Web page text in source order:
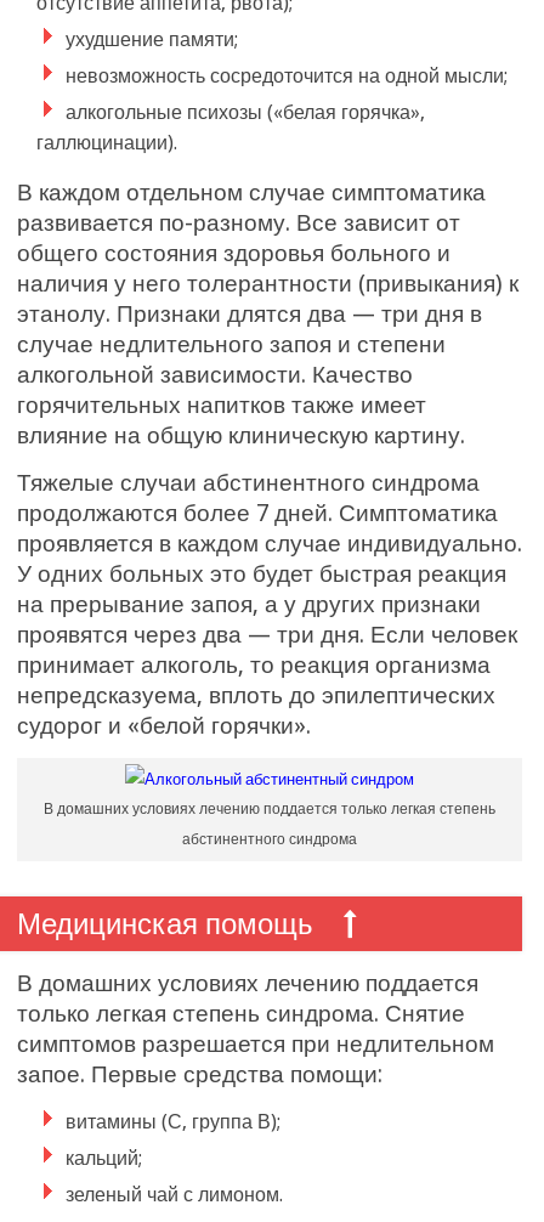
ухудшение памяти;
невозможность сосредоточится на одной мысли;
алкогольные психозы («белая горячка»,
галлюцинации).
В каждом отдельном случае симптоматика
развивается по-разному. Все зависит от
общего состояния здоровья больного и
наличия у него толерантности (привыкания) к
этанолу. Признаки длятся два — три дня в
случае недлительного запоя и степени
алкогольной зависимости. Качество
горячительных напитков также имеет
влияние на общую клиническую картину.
Тяжелые случаи абстинентного синдрома
продолжаются более 7 дней. Симптоматика
проявляется в каждом случае индивидуально.
У одних больных это будет быстрая реакция
на прерывание запоя, а у других признаки
проявятся через два — три дня. Если человек
принимает алкоголь, то реакция организма
непредсказуема, вплоть до эпилептических
судорог и «белой горячки».
В домашних условиях лечению поддается только легкая степень
абстинентного синдрома
Медицинская помощь
В домашних условиях лечению поддается
только легкая степень синдрома. Снятие
симптомов разрешается при недлительном
запое. Первые средства помощи:
витамины (С, группа В);
кальций;
зеленый чай с лимоном.